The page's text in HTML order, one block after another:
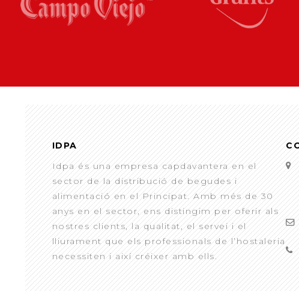
IDPA
Idpa és una empresa capdavantera en el
sector de la distribució de begudes i
alimentació en el Principat. Amb més de 30
anys en el sector, ens distingim per oferir als
nostres clients, la qualitat, el servei i el
lliurament que els professionals de l’hostaleria
necessiten i així créixer amb ells.